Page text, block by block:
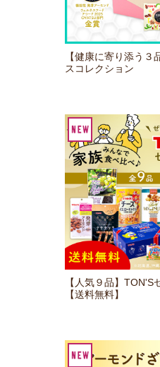
【健康に寄り添う３
スコレクション
【人気９品】TON'S
【送料無料】